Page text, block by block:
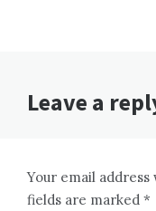
Leave a
Your email
fields are marked *